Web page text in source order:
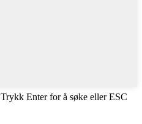
Trykk Enter for å søke eller ESC